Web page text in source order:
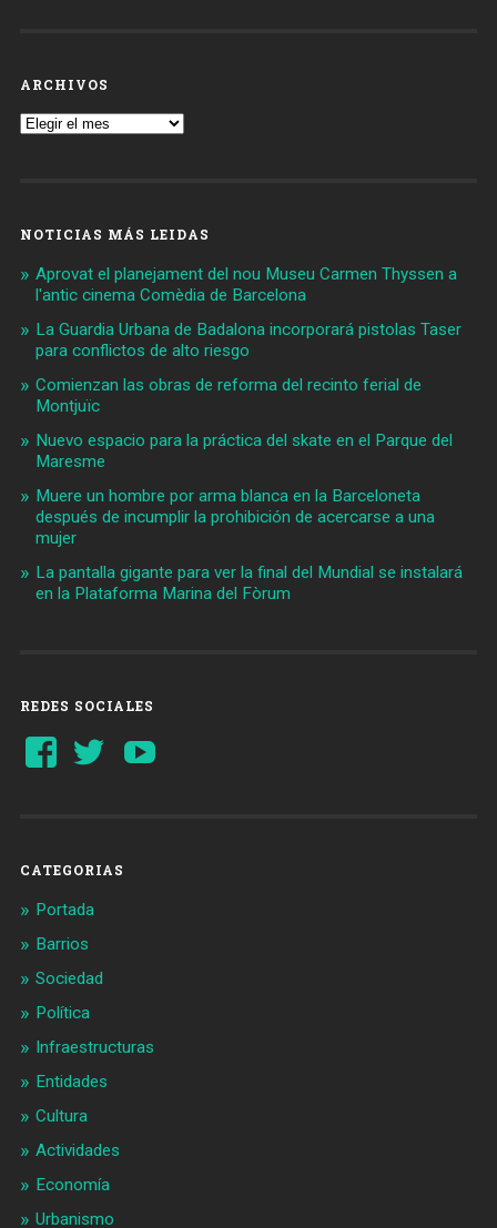
ARCHIVOS
Archivos
NOTICIAS MÁS LEIDAS
Aprovat el planejament del nou Museu Carmen Thyssen a
l'antic cinema Comèdia de Barcelona
La Guardia Urbana de Badalona incorporará pistolas Taser
para conflictos de alto riesgo
Comienzan las obras de reforma del recinto ferial de
Montjuïc
Nuevo espacio para la práctica del skate en el Parque del
Maresme
Muere un hombre por arma blanca en la Barceloneta
después de incumplir la prohibición de acercarse a una
mujer
La pantalla gigante para ver la final del Mundial se instalará
en la Plataforma Marina del Fòrum
REDES SOCIALES
Ver
perfil
Ver
perfil
CATEGORIAS
Portada
Barrios
Sociedad
Política
Infraestructuras
Entidades
Cultura
Actividades
Economía
Urbanismo